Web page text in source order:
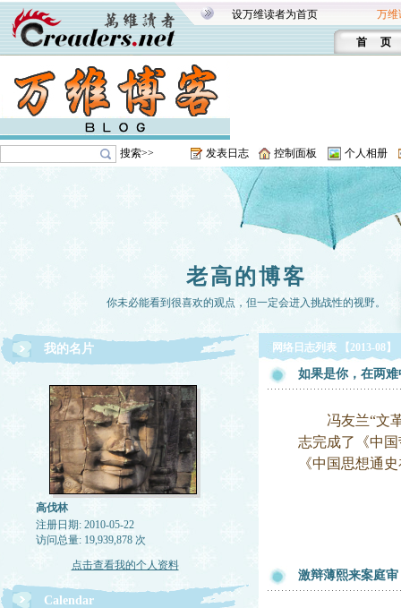
设万维读者为首页 万维
首 页
搜索>> 发表日志 控制面板 个人相册
老高的博客
你未必能看到很喜欢的观点，但一定会进入挑战性的视野。
我的名片
高伐林
注册日期: 2010-05-22
访问总量: 19,939,878 次
点击查看我的个人资料
Calendar
网络日志列表 【2013-08】
如果是你，在两
冯友兰“文革”
志完成了《中
《中国思想通
激辩薄熙来案庭